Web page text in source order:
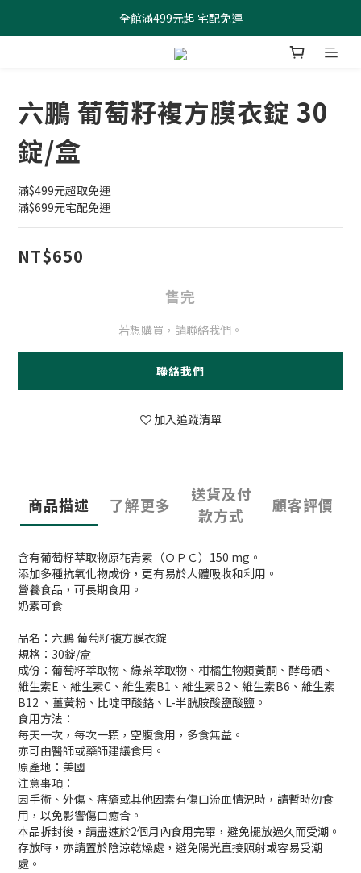
全館滿499元起 宅配免運
全館滿499元起 宅配免運
加入會員 $100元購物金現領現折
六鵬 葡萄籽複方膜衣錠 30
錠/盒
滿$499元超取免運
滿$699元宅配免運
NT$650
售完
若想購買，請聯絡我們。
聯絡我們
加入追蹤清單
商品描述 了解更多
送貨及付
款方式
顧客評價
含有葡萄籽萃取物原花青素（ＯＰＣ）150 mg。
添加多種抗氧化物成份，更有易於人體吸收和利用。
營養食品，可長期食用。
奶素可食
品名：六鵬 葡萄籽複方膜衣錠
規格：30錠/盒
成份：葡萄籽萃取物、綠茶萃取物、柑橘生物類黃酮、酵母硒、
維生素E、維生素C、維生素B1、維生素B2、維生素B6、維生素
B12 、薑黃粉、比啶甲酸鉻、L-半胱胺酸鹽酸鹽。
食用方法：
每天一次，每次一顆，空腹食用，多食無益。
亦可由醫師或藥師建議食用。
原產地：美國
注意事項：
因手術、外傷、痔瘡或其他因素有傷口流血情況時，請暫時勿食
用，以免影響傷口癒合。
本品拆封後，請盡速於2個月內食用完畢，避免擺放過久而受潮。
存放時，亦請置於陰涼乾燥處，避免陽光直接照射或容易受潮
處。